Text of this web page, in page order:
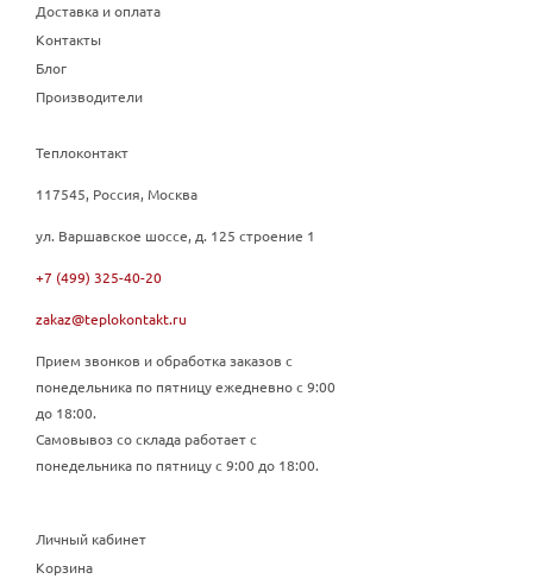
Доставка и оплата
Контакты
Блог
Производители
Теплоконтакт
117545, Россия, Москва
ул. Варшавское шоссе, д. 125 строение 1
+7 (499) 325-40-20
zakaz@teplokontakt.ru
Прием звонков и обработка заказов с
понедельника по пятницу ежедневно с 9:00
до 18:00.
Самовывоз со склада работает с
понедельника по пятницу с 9:00 до 18:00.
Личный кабинет
Корзина